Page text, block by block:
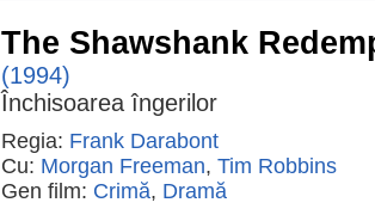
The Shawshank
(1994)
Închisoarea îngerilor
Regia: Frank Darabont
Cu: Morgan Freeman, Tim Robbins
Gen film: Crimă, Dramă